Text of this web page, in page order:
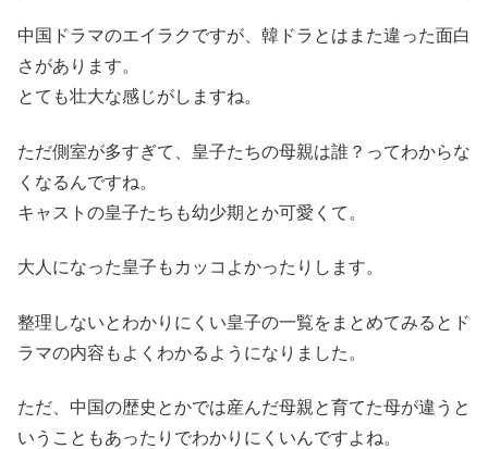
中国ドラマのエイラクですが、韓ドラとはまた違った面白
さがあります。
とても壮大な感じがしますね。
ただ側室が多すぎて、皇子たちの母親は誰？ってわからな
くなるんですね。
キャストの皇子たちも幼少期とか可愛くて。
大人になった皇子もカッコよかったりします。
整理しないとわかりにくい皇子の一覧をまとめてみるとド
ラマの内容もよくわかるようになりました。
ただ、中国の歴史とかでは産んだ母親と育てた母が違うと
いうこともあったりでわかりにくいんですよね。